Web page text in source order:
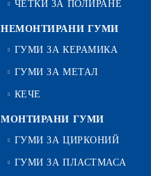
ЧЕТКИ ЗА ПОЛИРАНЕ
НЕМОНТИРАНИ ГУМИ
ГУМИ ЗА КЕРАМИКА
ГУМИ ЗА МЕТАЛ
КЕЧЕ
МОНТИРАНИ ГУМИ
ГУМИ ЗА ЦИРКОНИЙ
ГУМИ ЗА ПЛАСТМАСА